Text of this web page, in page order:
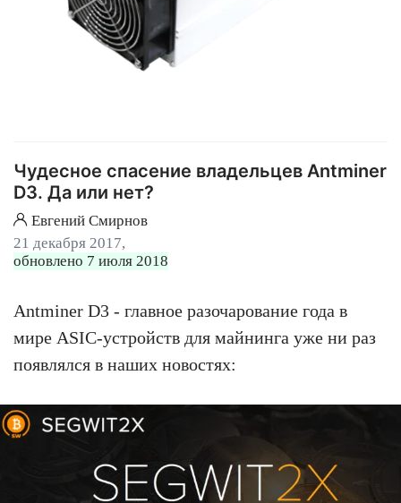
Чудесное спасение владельцев Antminer
D3. Да или нет?
Евгений Смирнов
21 декабря 2017,
обновлено 7 июля 2018
Antminer D3 - главное разочарование года в
мире ASIC-устройств для майнинга уже ни раз
появлялся в наших новостях: